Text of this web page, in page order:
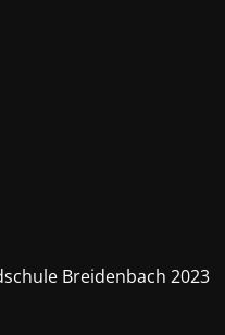
Breidenbach 2023